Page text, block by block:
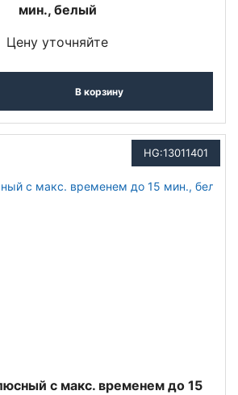
мин., белый
Цену уточняйте
В корзину
HG:13011401
с макс. временем до 15